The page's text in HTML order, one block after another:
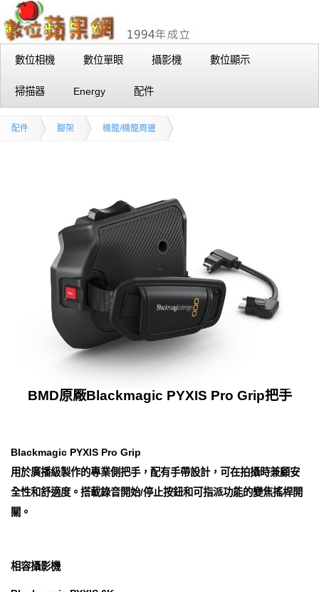
數位相機 數位單眼 攝影機 數位顯示
掃描器 Energy 配件
配件 腳架 機籠/機籠周邊
BMD原廠Blackmagic PYXIS Pro Grip把手
Blackmagic PYXIS Pro Grip
用於廣播級製作的專業側把手，配有手帶設計，可在拍攝時兼顧安
全性和舒適度。搭載錄音開始/停止按鈕和可指派功能的變焦搖桿開
關。
相容攝影機